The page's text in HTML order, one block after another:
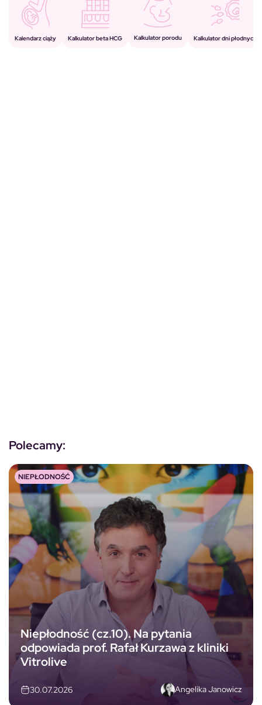
Kalendarz ciąży Kalkulator beta HCG Kalkulator porodu Kalkulator dni płodnych
Polecamy:
Niepłodność (cz.10). Na pytania
odpowiada prof. Rafał Kurzawa z kliniki
Vitrolive
30.07.2026 Angelika Janowicz
NIEPŁODNOŚĆ